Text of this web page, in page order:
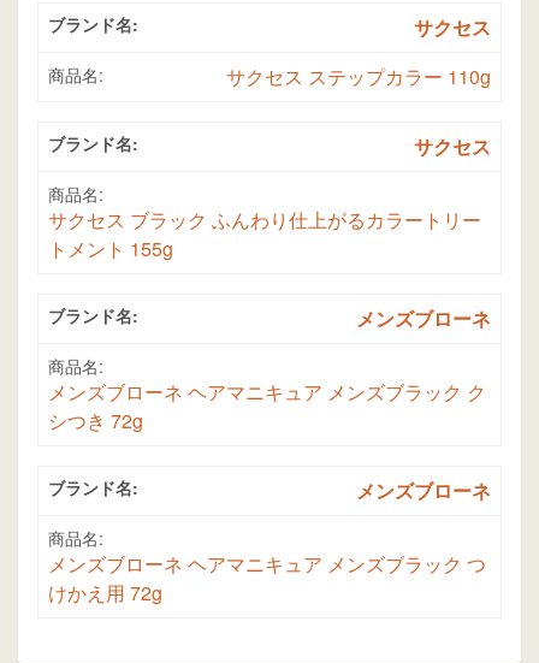
ブランド名: サクセス
商品名: サクセス ステップカラー 110g
ブランド名: サクセス
商品名:
サクセス ブラック ふんわり仕上がるカラートリー
トメント 155g
ブランド名: メンズブローネ
商品名:
メンズブローネ ヘアマニキュア メンズブラック ク
シつき 72g
ブランド名: メンズブローネ
商品名:
メンズブローネ ヘアマニキュア メンズブラック つ
けかえ用 72g